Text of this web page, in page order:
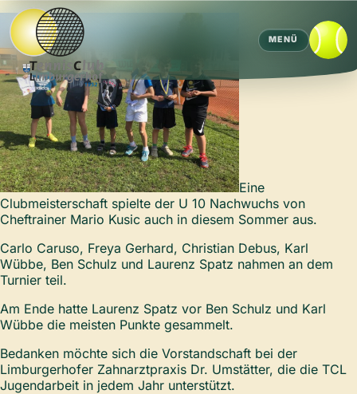
MENÜ
Eine
Clubmeisterschaft spielte der U 10 Nachwuchs von
Cheftrainer Mario Kusic auch in diesem Sommer aus.
Carlo Caruso, Freya Gerhard, Christian Debus, Karl
Wübbe, Ben Schulz und Laurenz Spatz nahmen an dem
Turnier teil.
Am Ende hatte Laurenz Spatz vor Ben Schulz und Karl
Wübbe die meisten Punkte gesammelt.
Bedanken möchte sich die Vorstandschaft bei der
Limburgerhofer Zahnarztpraxis Dr. Umstätter, die die TCL
Jugendarbeit in jedem Jahr unterstützt.